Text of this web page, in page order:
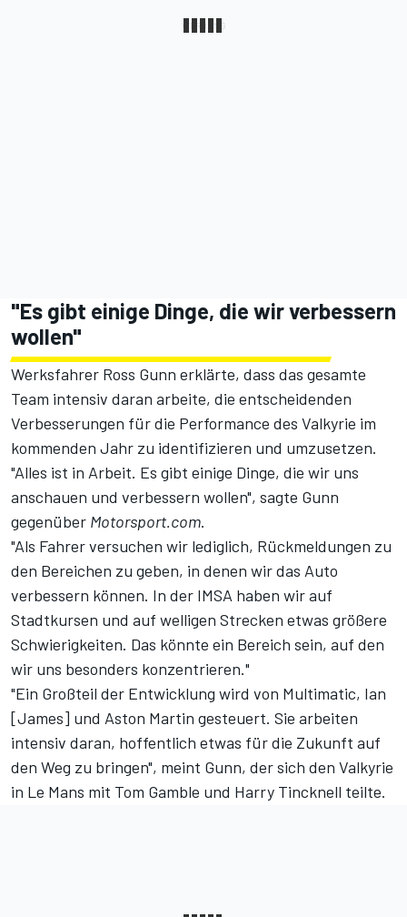
"Es gibt einige Dinge, die wir verbessern
wollen"
Werksfahrer Ross Gunn erklärte, dass das gesamte
Team intensiv daran arbeite, die entscheidenden
Verbesserungen für die Performance des Valkyrie im
kommenden Jahr zu identifizieren und umzusetzen.
"Alles ist in Arbeit. Es gibt einige Dinge, die wir uns
anschauen und verbessern wollen", sagte Gunn
gegenüber Motorsport.com.
"Als Fahrer versuchen wir lediglich, Rückmeldungen zu
den Bereichen zu geben, in denen wir das Auto
verbessern können. In der IMSA haben wir auf
Stadtkursen und auf welligen Strecken etwas größere
Schwierigkeiten. Das könnte ein Bereich sein, auf den
wir uns besonders konzentrieren."
"Ein Großteil der Entwicklung wird von Multimatic, Ian
[James] und Aston Martin gesteuert. Sie arbeiten
intensiv daran, hoffentlich etwas für die Zukunft auf
den Weg zu bringen", meint Gunn, der sich den Valkyrie
in Le Mans mit Tom Gamble und Harry Tincknell teilte.